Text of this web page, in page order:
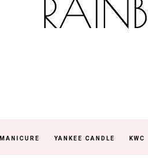
MANICURE YANKEE CANDLE KWC